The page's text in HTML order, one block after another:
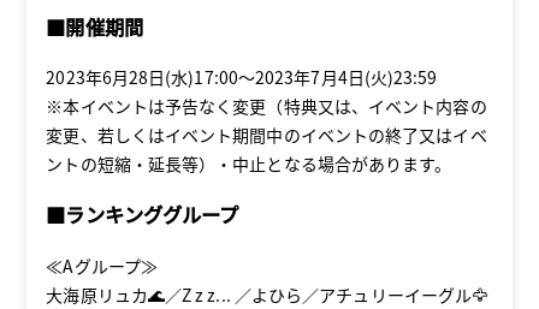
■開催期間
2023年6月28日(水)17:00～2023年7月4日(火)23:59
※本イベントは予告なく変更（特典又は、イベント内容の
変更、若しくはイベント期間中のイベントの終了又はイベ
ントの短縮・延長等）・中止となる場合があります。
■ランキンググループ
≪Aグループ≫
大海原リュカ🌊／Z z z... ／よひら／アチュリーイーグル🦅